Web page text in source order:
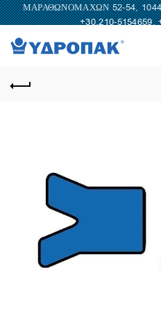
ΜΑΡΑΘΩΝΟΜΑΧΩΝ 52-54,
+30.210-5154659,